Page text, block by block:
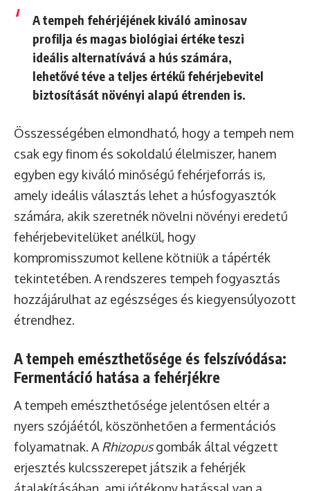
A tempeh fehérjéjének kiváló aminosav
profilja és magas biológiai értéke teszi
ideális alternatívává a hús számára,
lehetővé téve a teljes értékű fehérjebevitel
biztosítását növényi alapú étrenden is.
Összességében elmondható, hogy a tempeh nem
csak egy finom és sokoldalú élelmiszer, hanem
egyben egy kiváló minőségű fehérjeforrás is,
amely ideális választás lehet a húsfogyasztók
számára, akik szeretnék növelni növényi eredetű
fehérjebevitelüket anélkül, hogy
kompromisszumot kellene kötniük a tápérték
tekintetében. A rendszeres tempeh fogyasztás
hozzájárulhat az egészséges és kiegyensúlyozott
étrendhez.
A tempeh emészthetősége és felszívódása:
Fermentáció hatása a fehérjékre
A tempeh emészthetősége jelentősen eltér a
nyers szójáétól, köszönhetően a fermentációs
folyamatnak. A Rhizopusgombák által végzett
erjesztés kulcsszerepet játszik a fehérjék